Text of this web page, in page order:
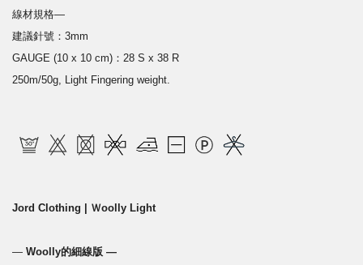
線材規格—
建議針號：3mm
GAUGE (10 x 10 cm)：28 S x 38 R
250m/50g, Light Fingering weight.
Jord Clothing | Ｗoolly Light
— Woolly的細線版 —